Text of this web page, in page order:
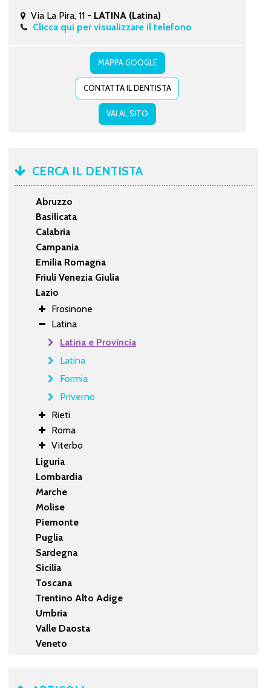
Via La Pira, 11 - LATINA (Latina)
Clicca qui per visualizzare il telefono
MAPPA GOOGLE
CONTATTA IL DENTISTA
VAI AL SITO
CERCA IL DENTISTA
Abruzzo
Basilicata
Calabria
Campania
Emilia Romagna
Friuli Venezia Giulia
Lazio
Frosinone
Latina
Latina e Provincia
Latina
Formia
Priverno
Rieti
Roma
Viterbo
Liguria
Lombardia
Marche
Molise
Piemonte
Puglia
Sardegna
Sicilia
Toscana
Trentino Alto Adige
Umbria
Valle Daosta
Veneto